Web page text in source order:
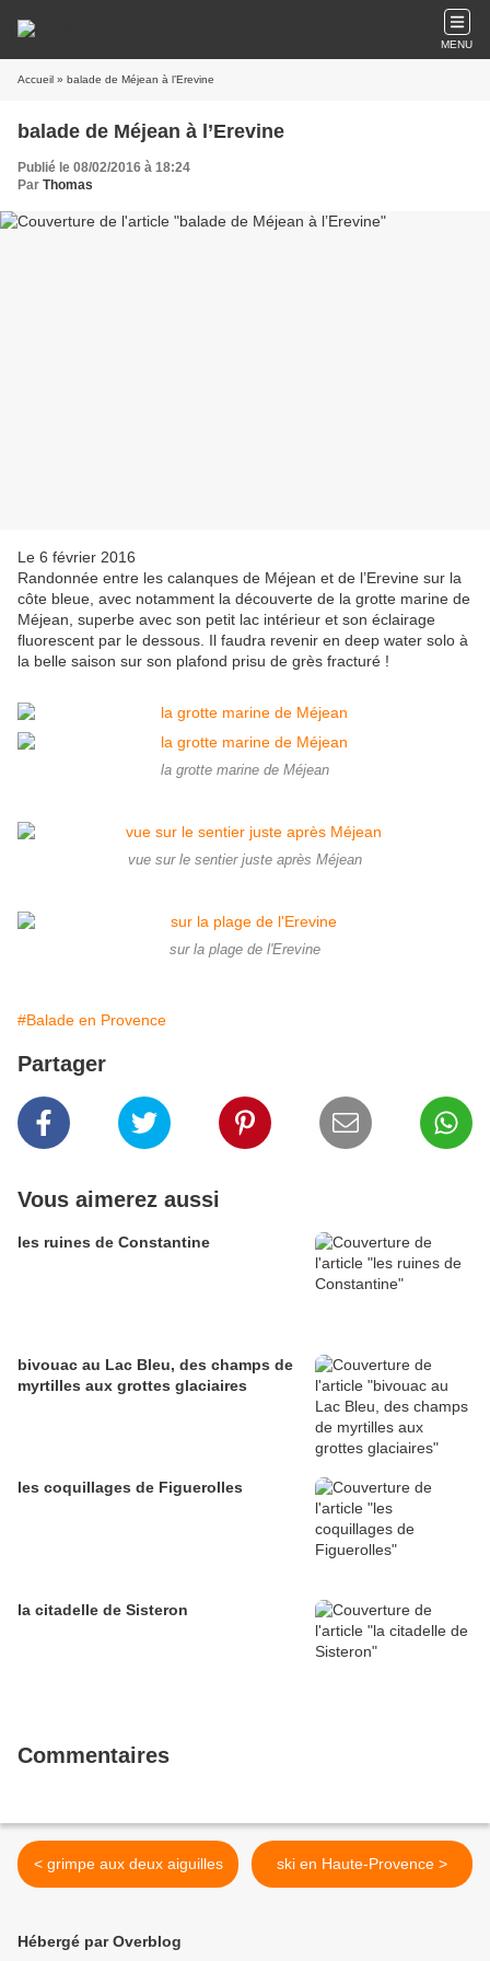
MENU
Accueil » balade de Méjean à l’Erevine
balade de Méjean à l’Erevine
Publié le 08/02/2016 à 18:24
Par Thomas
Le 6 février 2016
Randonnée entre les calanques de Méjean et de l’Erevine sur la
côte bleue, avec notamment la découverte de la grotte marine de
Méjean, superbe avec son petit lac intérieur et son éclairage
fluorescent par le dessous. Il faudra revenir en deep water solo à
la belle saison sur son plafond prisu de grès fracturé !
la grotte marine de Méjean
vue sur le sentier juste après Méjean
sur la plage de l'Erevine
#Balade en Provence
Partager
Vous aimerez aussi
les ruines de Constantine
bivouac au Lac Bleu, des champs de
myrtilles aux grottes glaciaires
les coquillages de Figuerolles
la citadelle de Sisteron
Commentaires
< grimpe aux deux aiguilles ski en Haute-Provence >
Hébergé par Overblog